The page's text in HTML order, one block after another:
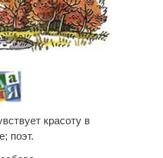
красоту в
поэт.